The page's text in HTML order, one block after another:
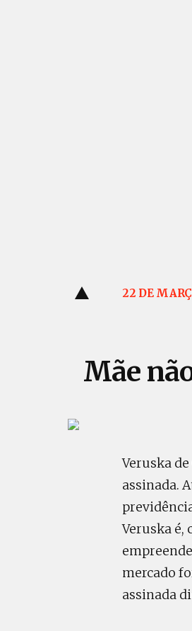
22 DE
Mãe
Veruska
assinada.
Veruska é,
mercado
assinada